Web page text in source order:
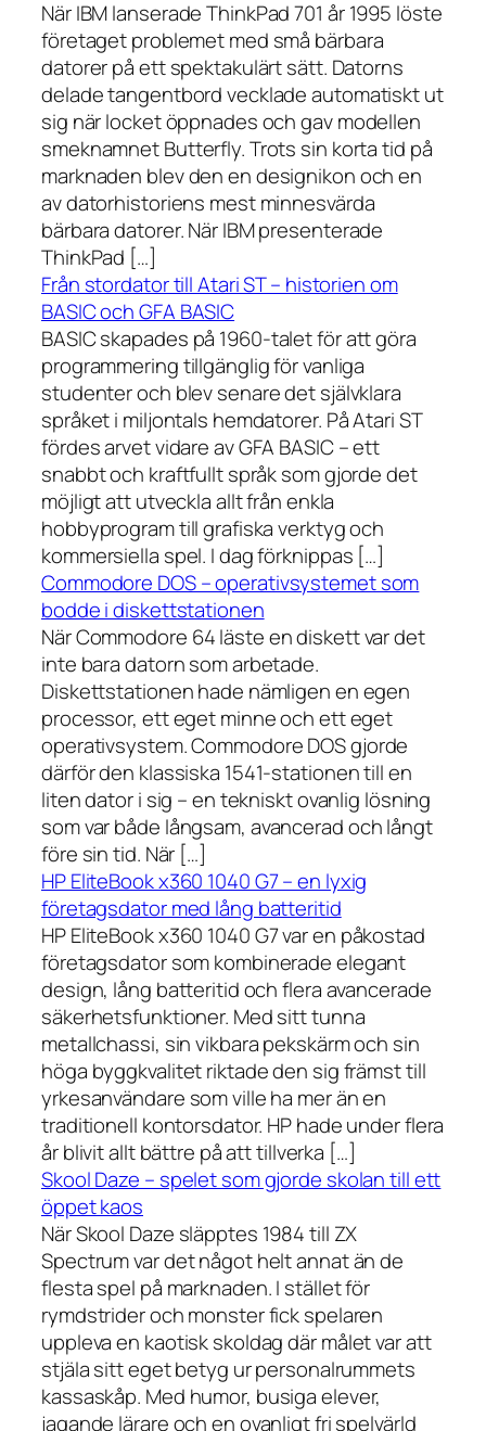
När IBM lanserade ThinkPad 701 år 1995 löste
företaget problemet med små bärbara
datorer på ett spektakulärt sätt. Datorns
delade tangentbord vecklade automatiskt ut
sig när locket öppnades och gav modellen
smeknamnet Butterfly. Trots sin korta tid på
marknaden blev den en designikon och en
av datorhistoriens mest minnesvärda
bärbara datorer. När IBM presenterade
ThinkPad […]
Från stordator till Atari ST – historien om
BASIC och GFA BASIC
BASIC skapades på 1960-talet för att göra
programmering tillgänglig för vanliga
studenter och blev senare det självklara
språket i miljontals hemdatorer. På Atari ST
fördes arvet vidare av GFA BASIC – ett
snabbt och kraftfullt språk som gjorde det
möjligt att utveckla allt från enkla
hobbyprogram till grafiska verktyg och
kommersiella spel. I dag förknippas […]
Commodore DOS – operativsystemet som
bodde i diskettstationen
När Commodore 64 läste en diskett var det
inte bara datorn som arbetade.
Diskettstationen hade nämligen en egen
processor, ett eget minne och ett eget
operativsystem. Commodore DOS gjorde
därför den klassiska 1541-stationen till en
liten dator i sig – en tekniskt ovanlig lösning
som var både långsam, avancerad och långt
före sin tid. När […]
HP EliteBook x360 1040 G7 – en lyxig
företagsdator med lång batteritid
HP EliteBook x360 1040 G7 var en påkostad
företagsdator som kombinerade elegant
design, lång batteritid och flera avancerade
säkerhetsfunktioner. Med sitt tunna
metallchassi, sin vikbara pekskärm och sin
höga byggkvalitet riktade den sig främst till
yrkesanvändare som ville ha mer än en
traditionell kontorsdator. HP hade under flera
år blivit allt bättre på att tillverka […]
Skool Daze – spelet som gjorde skolan till ett
öppet kaos
När Skool Daze släpptes 1984 till ZX
Spectrum var det något helt annat än de
flesta spel på marknaden. I stället för
rymdstrider och monster fick spelaren
uppleva en kaotisk skoldag där målet var att
stjäla sitt eget betyg ur personalrummets
kassaskåp. Med humor, busiga elever,
jagande lärare och en ovanligt fri spelvärld